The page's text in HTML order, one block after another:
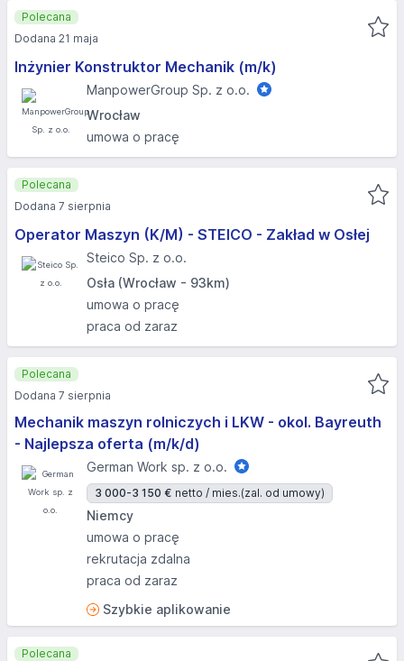
Inżynier Konstruktor Mechanik (m/k)
ManpowerGroup Sp. z o.o.
Wrocław
umowa o pracę
Polecana
Dodana 21 maja
Operator Maszyn (K/M) - STEICO - Zakład w Osłej
Steico Sp. z o.o.
Osła (Wrocław - 93km)
umowa o pracę
praca od zaraz
Polecana
Dodana 7 sierpnia
Mechanik maszyn rolniczych i LKW - okol. Bayreuth
- Najlepsza oferta (m/k/d)
German Work sp. z o.o.
3 000-3 150 € netto / mies.(zal. od umowy)
Niemcy
umowa o pracę
rekrutacja zdalna
praca od zaraz
Szybkie aplikowanie
Polecana
Dodana 7 sierpnia
Polecana